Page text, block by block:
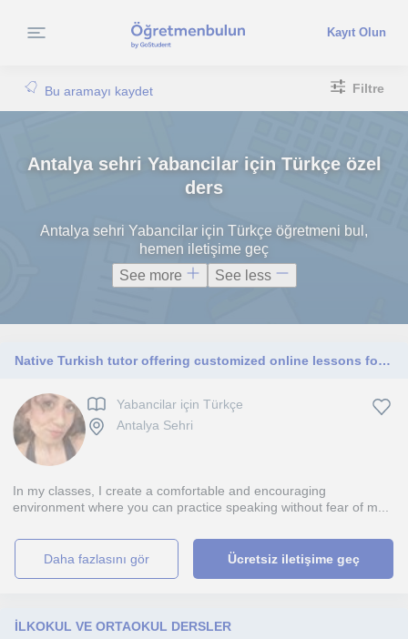
Kayıt Olun
Bu aramayı kaydet Filtre
Antalya sehri Yabancilar için Türkçe özel
ders
Antalya sehri Yabancilar için Türkçe öğretmeni bul,
hemen iletişime geç
See more
See less
Native Turkish tutor offering customized online lessons for all. Native Turkish tutor for practical and fun online lessons.
Yabancilar için Türkçe
Antalya Sehri
In my classes, I create a comfortable and encouraging
environment where you can practice speaking without fear of m...
daha fazlasını gör Ücretsiz iletişime geç
İLKOKUL VE ORTAOKUL DERSLER